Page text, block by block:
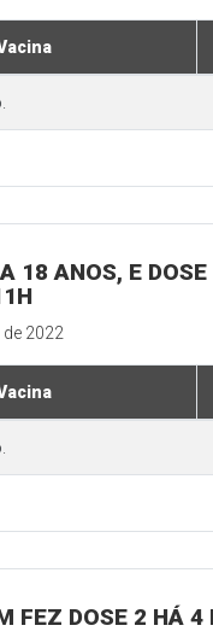
18 ANOS, E
2022
FEZ DOSE 2 HÁ